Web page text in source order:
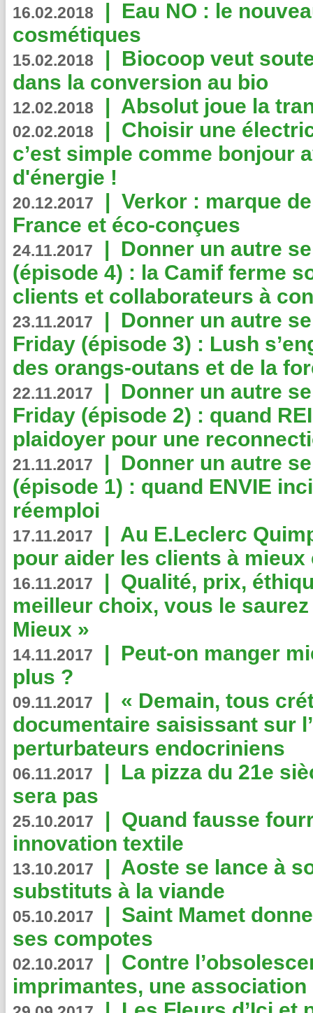
16.02.2018 | Eau NO : le
cosmétiques
15.02.2018 | Biocoop veut
dans la conversion au bio
12.02.2018 | Absolut joue la
02.02.2018 | Choisir une
c’est simple comme bonjour
d'énergie !
20.12.2017 | Verkor : marque
France et éco-conçues
24.11.2017 | Donner un autre
(épisode 4) : la Camif ferme
clients et collaborateurs à
23.11.2017 | Donner un autre
Friday (épisode 3) : Lush
des orangs-outans et de la
22.11.2017 | Donner un autre
Friday (épisode 2) : quand
plaidoyer pour une
21.11.2017 | Donner un autre
(épisode 1) : quand ENVIE
réemploi
17.11.2017 | Au E.Leclerc
pour aider les clients à
16.11.2017 | Qualité, prix,
meilleur choix, vous le
Mieux »
14.11.2017 | Peut-on manger
plus ?
09.11.2017 | « Demain, tous
documentaire saisissant sur
perturbateurs endocriniens
06.11.2017 | La pizza du 21e
sera pas
25.10.2017 | Quand fausse
innovation textile
13.10.2017 | Aoste se lance à
substituts à la viande
05.10.2017 | Saint Mamet
ses compotes
02.10.2017 | Contre
imprimantes, une